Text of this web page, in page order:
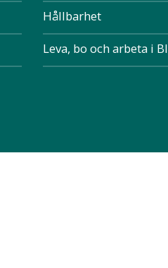
Hållbarhet
Leva, bo och arbeta i